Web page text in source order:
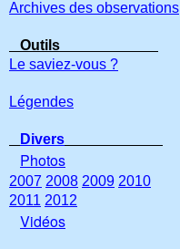
Archives des observations
Outils
Le saviez-vous ?
Légendes
Divers
Photos
2007 2008 2009 2010
2011 2012
Vidéos